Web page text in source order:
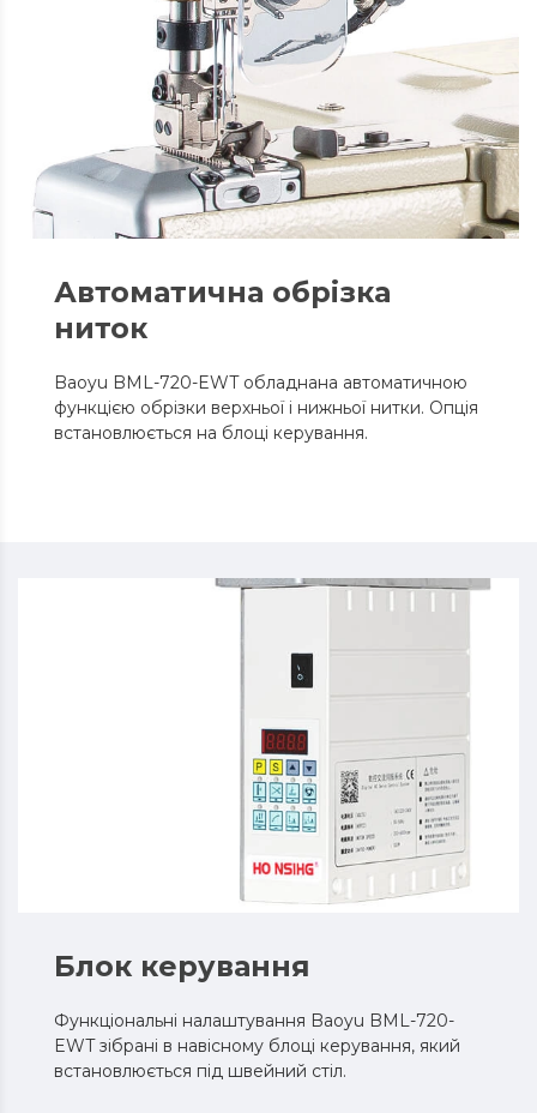
Автоматична обрізка
ниток
Baoyu BML-720-EWT обладнана автоматичною
функцією обрізки верхньої і нижньої нитки. Опція
встановлюється на блоці керування.
Блок керування
Функціональні налаштування Baoyu BML-720-
EWT зібрані в навісному блоці керування, який
встановлюється під швейний стіл.